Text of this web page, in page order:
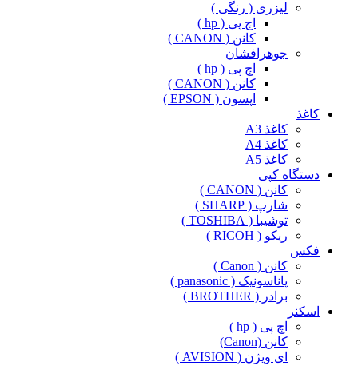
لیزری ( رنگی )
اچ پی ( hp )
کانن ( CANON )
جوهرافشان
اچ پی ( hp )
کانن ( CANON )
اپسون ( EPSON )
کاغذ
کاغذ A3
کاغذ A4
کاغذ A5
دستگاه کپی
کانن ( CANON )
شارپ ( SHARP )
توشیبا ( TOSHIBA )
ریکو ( RICOH )
فکس
کانن ( Canon )
پاناسونیک ( panasonic )
برادر ( BROTHER )
اسکنر
اچ پی ( hp )
کانن (Canon)
ای ویژن ( AVISION )